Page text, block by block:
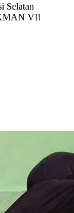
Selatan
VII